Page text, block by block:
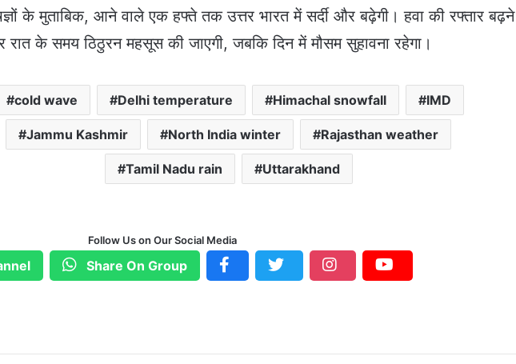
के मुताबिक, आने वाले एक हफ्ते तक उत्तर भारत में सर्दी और बढ़ेगी। हवा की रफ्तार बढ़ने
के समय ठिठुरन महसूस की जाएगी, जबकि दिन में मौसम सुहावना रहेगा।
cold wave Delhi temperature Himachal snowfall IMD
Jammu Kashmir North India winter Rajasthan weather
Tamil Nadu rain Uttarakhand
Follow Us on Our Social Media
Share On Group